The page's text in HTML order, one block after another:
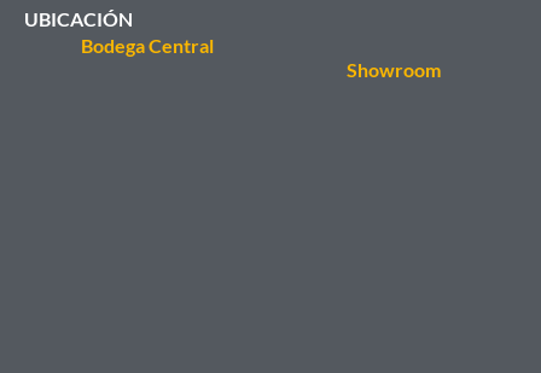
UBICACIÓN
Bodega Central
Showroom